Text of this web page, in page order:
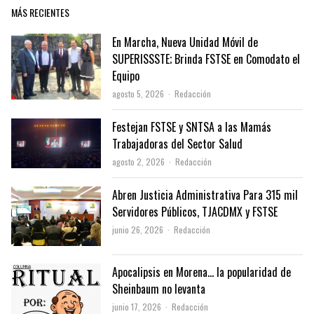
MÁS RECIENTES
En Marcha, Nueva Unidad Móvil de
SUPERISSSTE; Brinda FSTSE en Comodato el
Equipo
agosto 5, 2026 Author
Redacción
Festejan FSTSE y SNTSA a las Mamás
Trabajadoras del Sector Salud
agosto 2, 2026 Author
Redacción
Abren Justicia Administrativa Para 315 mil
Servidores Públicos, TJACDMX y FSTSE
junio 26, 2026 Author
Redacción
Apocalipsis en Morena… la popularidad de
Sheinbaum no levanta
junio 17, 2026 Author
Redacción